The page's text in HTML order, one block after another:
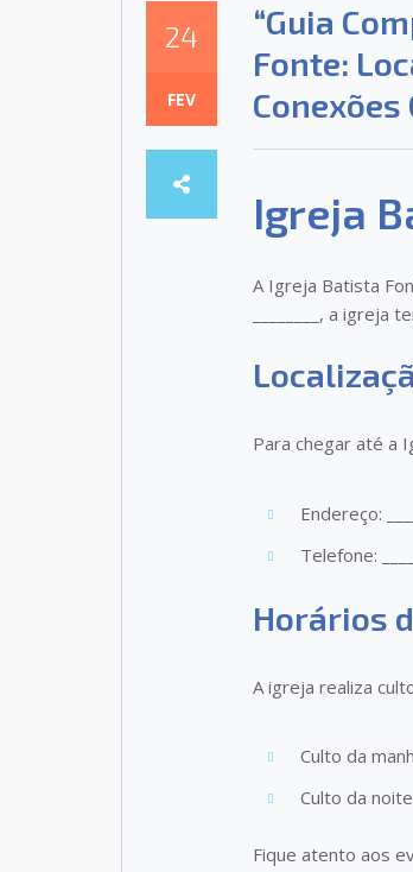
24
FEV
“Guia
Fonte:
Igreja
A Igreja Batista
________, a igreja
Para chegar até a
Endereço:
Telefone:
Horários
A igreja realiza
Culto da
Culto da noite:
Fique atento aos